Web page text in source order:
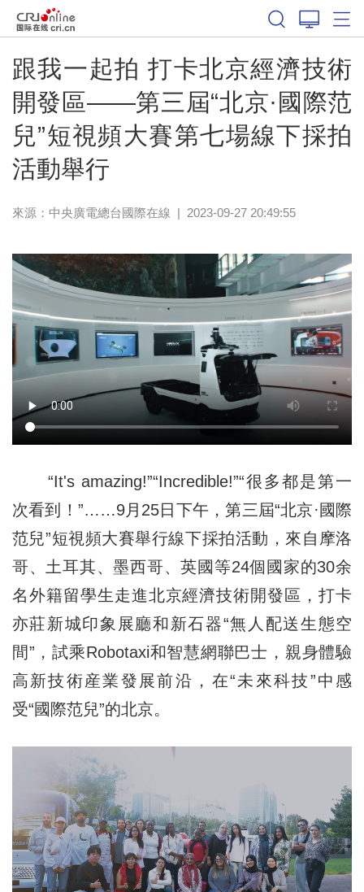
跟我一起拍 打卡北京經濟技術
開發區——第三屆“北京·國際范
兒”短視頻大賽第七場線下採拍
活動舉行
來源：中央廣電總台國際在線 | 2023-09-27 20:49:55
“It's amazing!”“Incredible!”“很多都是第一
次看到！”……9月25日下午，第三屆“北京·國際
范兒”短視頻大賽舉行線下採拍活動，來自摩洛
哥、土耳其、墨西哥、英國等24個國家的30余
名外籍留學生走進北京經濟技術開發區，打卡
亦莊新城印象展廳和新石器“無人配送生態空
間”，試乘Robotaxi和智慧網聯巴士，親身體驗
高新技術産業發展前沿，在“未來科技”中感
受“國際范兒”的北京。